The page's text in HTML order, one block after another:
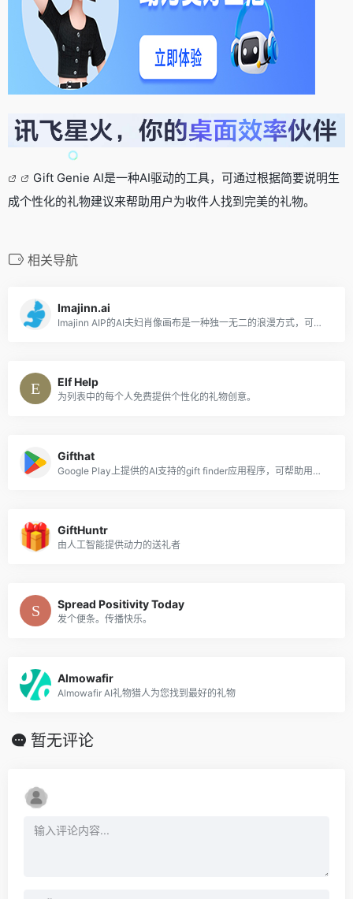
Gift Genie AI是一种AI驱动的工具，可通过根据简要说明生
成个性化的礼物建议来帮助用户为收件人找到完美的礼物。
相关导航
Imajinn.ai
Imajinn AIP的AI夫妇肖像画布是一种独一无二的浪漫方式，可以使您的爱永生。
Elf Help
为列表中的每个人免费提供个性化的礼物创意。
Gifthat
Google Play上提供的AI支持的gift finder应用程序，可帮助用户在短短几分钟内为亲人找到完美的礼物。
GiftHuntr
由人工智能提供动力的送礼者
Spread Positivity Today
发个便条。传播快乐。
Almowafir
Almowafir AI礼物猎人为您找到最好的礼物
暂无评论